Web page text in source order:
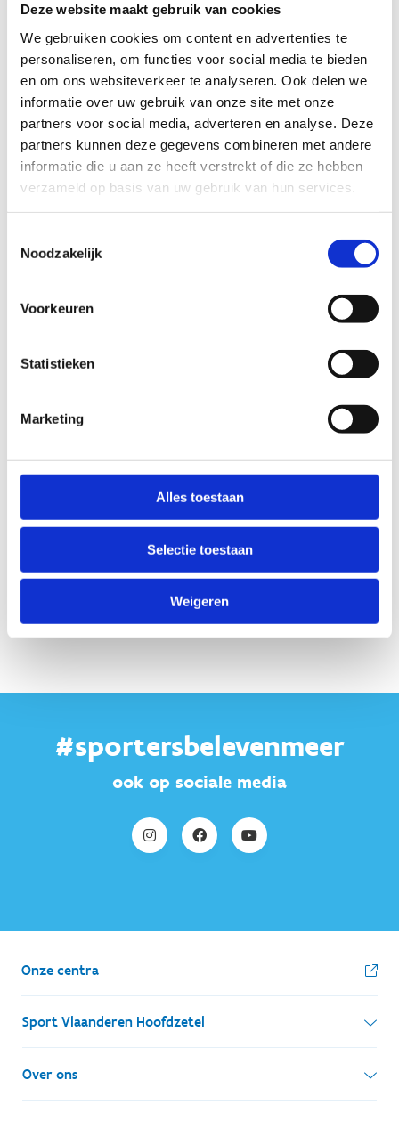
Deze website maakt gebruik van cookies
We gebruiken cookies om content en advertenties te
personaliseren, om functies voor social media te bieden
en om ons websiteverkeer te analyseren. Ook delen we
informatie over uw gebruik van onze site met onze
partners voor social media, adverteren en analyse. Deze
partners kunnen deze gegevens combineren met andere
informatie die u aan ze heeft verstrekt of die ze hebben
verzameld op basis van uw gebruik van hun services.
Noodzakelijk
Voorkeuren
Statistieken
Marketing
Alles toestaan
Selectie toestaan
Weigeren
Toegang gratis voor wandelaars
Zwemmen verboden
Honden zijn welkom op het strand, maar wel aan
de leiband
#sportersbelevenmeer
ook op sociale media
Onze centra
Sport Vlaanderen Hoofdzetel
Simon Bolivarlaan 17
1000 Brussel
Over ons